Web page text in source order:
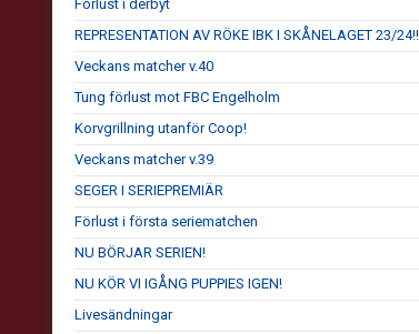
Förlust i derbyt
REPRESENTATION AV RÖKE IBK I SKÅNELAGET 23/24!!
Veckans matcher v.40
Tung förlust mot FBC Engelholm
Korvgrillning utanför Coop!
Veckans matcher v.39
SEGER I SERIEPREMIÄR
Förlust i första seriematchen
NU BÖRJAR SERIEN!
NU KÖR VI IGÅNG PUPPIES IGEN!
Livesändningar